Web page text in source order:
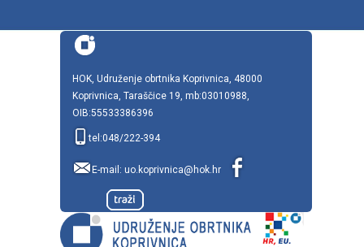
HOK, Udruženje obrtnika Koprivnica, 48000
Koprivnica, Taraščice 19, mb:03010988,
OIB:55533386396
tel:048/222-394
E-mail: uo.koprivnica@hok.hr